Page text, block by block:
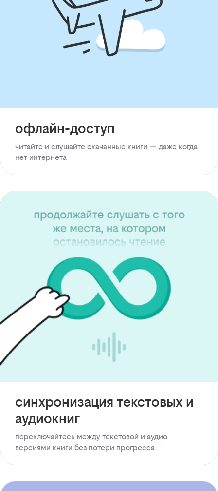
офлайн-доступ
читайте и слушайте скачанные книги — даже когда
нет интернета
синхронизация текстовых и
аудиокниг
переключайтесь между текстовой и аудио
версиями книги без потери прогресса